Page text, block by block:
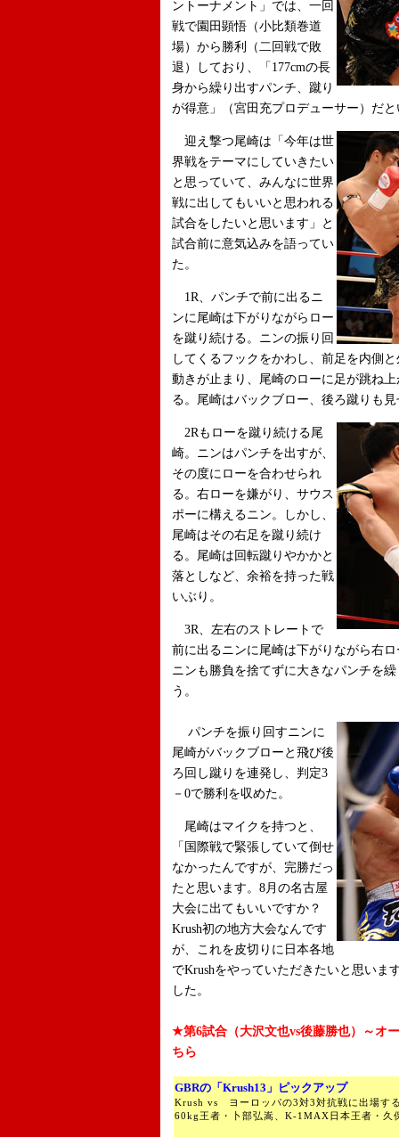
ントーナメント」では、一回
戦で園田顕悟（小比類巻道
場）から勝利（二回戦で敗
退）しており、「177cmの長
身から繰り出すパンチ、蹴り
が得意」（宮田充プロデューサー）だ
迎え撃つ尾崎は「今年は世
界戦をテーマにしていきたい
と思っていて、みんなに世界
戦に出してもいいと思われる
試合をしたいと思います」と
試合前に意気込みを語ってい
た。
1R、パンチで前に出るニ
ンに尾崎は下がりながらロー
を蹴り続ける。ニンの振り回
してくるフックをかわし、前足を内側
動きが止まり、尾崎のローに足が跳ね
る。尾崎はバックブロー、後ろ蹴りも
2Rもローを蹴り続ける尾
崎。ニンはパンチを出すが、
その度にローを合わせられ
る。右ローを嫌がり、サウス
ポーに構えるニン。しかし、
尾崎はその右足を蹴り続け
る。尾崎は回転蹴りやかかと
落としなど、余裕を持った戦
いぶり。
3R、左右のストレートで
前に出るニンに尾崎は下がりながら右
ニンも勝負を捨てずに大きなパンチを
う。
パンチを振り回すニンに
尾崎がバックブローと飛び後
ろ回し蹴りを連発し、判定3
－0で勝利を収めた。
尾崎はマイクを持つと、
「国際戦で緊張していて倒せ
なかったんですが、完勝だっ
たと思います。8月の名古屋
大会に出てもいいですか？
Krush初の地方大会なんです
が、これを皮切りに日本各地
でKrushをやっていただきたいと思いま
した。
★第6試合（大沢文也vs後藤勝也）～オ
ちら
GBRの「Krush13」ピックアップ
Krush vs ヨーロッパの3対3対抗戦に出場す
60kg王者・卜部弘嵩、K-1MAX日本王者・久